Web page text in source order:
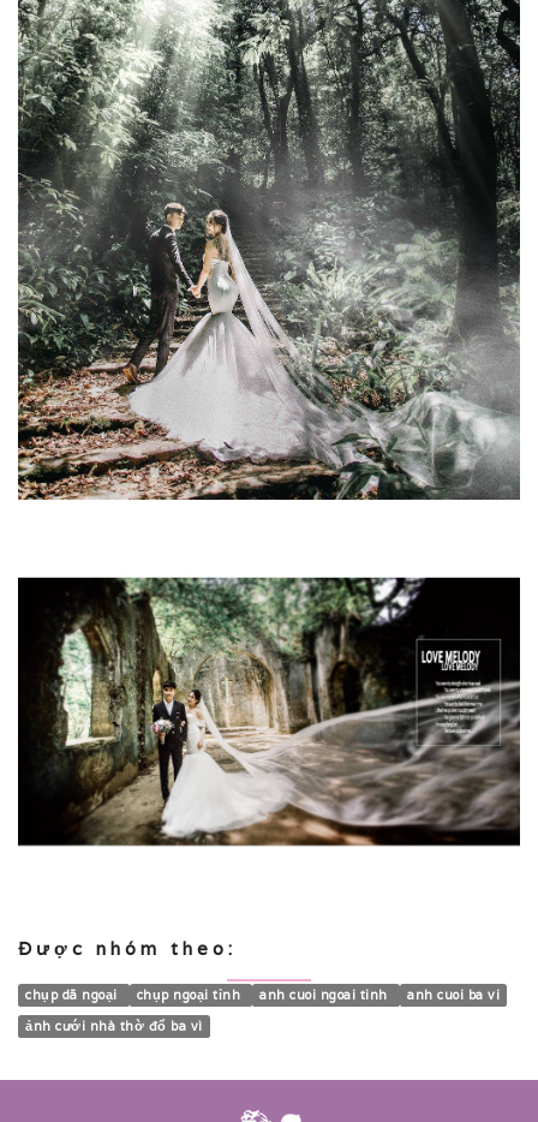
Được nhóm theo:
chụp dã ngoại chụp ngoại tỉnh anh cuoi ngoai tinh
anh cuoi ba vi
ảnh cưới nhà thờ đổ ba vì